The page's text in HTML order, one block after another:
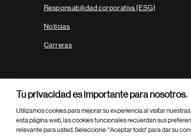
Responsabilidad corporativa (ESG)
Noticias
Carreras
Parte
© 2026 Novartis AG
Tu privacidad es importante para nosotros.
Utilizamos cookies para mejorar su experiencia al visitar
esta página web, las cookies funcionales recuerdan sus
relevante para usted. Seleccione: "Aceptar todo" para dar su